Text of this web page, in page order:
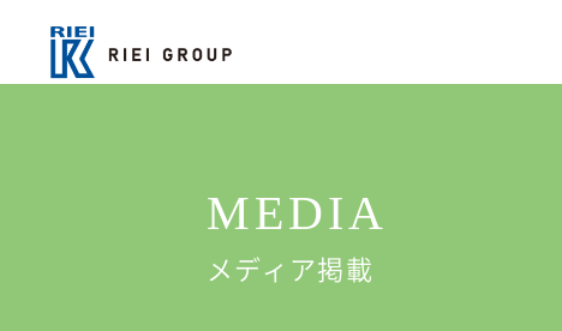
MEDIA
メディア掲載